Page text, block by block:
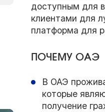
доступным для
клиентами для
платформа для
ПОЧЕМУ ОАЭ
В ОАЭ
которые
получение